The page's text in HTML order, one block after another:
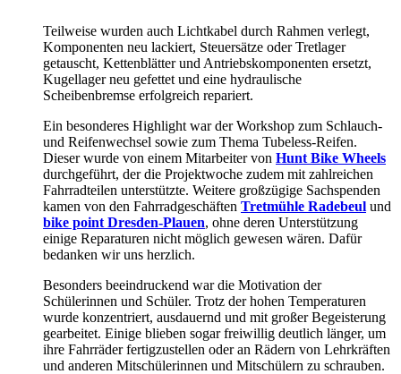
Teilweise wurden auch Lichtkabel durch Rahmen verlegt,
Komponenten neu lackiert, Steuersätze oder Tretlager
getauscht, Kettenblätter und Antriebskomponenten ersetzt,
Kugellager neu gefettet und eine hydraulische
Scheibenbremse erfolgreich repariert.
Ein besonderes Highlight war der Workshop zum Schlauch-
und Reifenwechsel sowie zum Thema Tubeless-Reifen.
Dieser wurde von einem Mitarbeiter von Hunt Bike Wheels
durchgeführt, der die Projektwoche zudem mit zahlreichen
Fahrradteilen unterstützte. Weitere großzügige Sachspenden
kamen von den Fahrradgeschäften Tretmühle Radebeul und
bike point Dresden-Plauen, ohne deren Unterstützung
einige Reparaturen nicht möglich gewesen wären. Dafür
bedanken wir uns herzlich.
Besonders beeindruckend war die Motivation der
Schülerinnen und Schüler. Trotz der hohen Temperaturen
wurde konzentriert, ausdauernd und mit großer Begeisterung
gearbeitet. Einige blieben sogar freiwillig deutlich länger, um
ihre Fahrräder fertigzustellen oder an Rädern von Lehrkräften
und anderen Mitschülerinnen und Mitschülern zu schrauben.